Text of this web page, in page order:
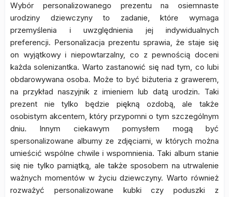
Wybór personalizowanego prezentu na osiemnaste
urodziny dziewczyny to zadanie, które wymaga
przemyślenia i uwzględnienia jej indywidualnych
preferencji. Personalizacja prezentu sprawia, że staje się
on wyjątkowy i niepowtarzalny, co z pewnością doceni
każda solenizantka. Warto zastanowić się nad tym, co lubi
obdarowywana osoba. Może to być biżuteria z grawerem,
na przykład naszyjnik z imieniem lub datą urodzin. Taki
prezent nie tylko będzie piękną ozdobą, ale także
osobistym akcentem, który przypomni o tym szczególnym
dniu. Innym ciekawym pomysłem mogą być
spersonalizowane albumy ze zdjęciami, w których można
umieścić wspólne chwile i wspomnienia. Taki album stanie
się nie tylko pamiątką, ale także sposobem na utrwalenie
ważnych momentów w życiu dziewczyny. Warto również
rozważyć personalizowane kubki czy poduszki z